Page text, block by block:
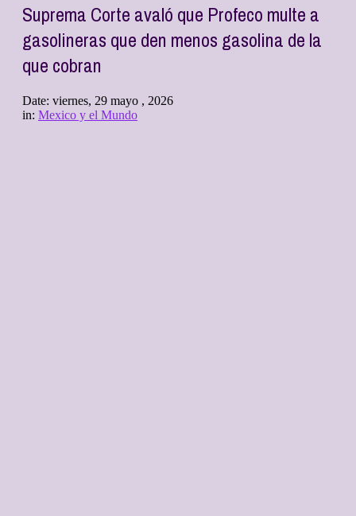
Suprema Corte avaló que Profeco multe a
gasolineras que den menos gasolina de la
que cobran
Date: viernes, 29 mayo , 2026
in: Mexico y el Mundo